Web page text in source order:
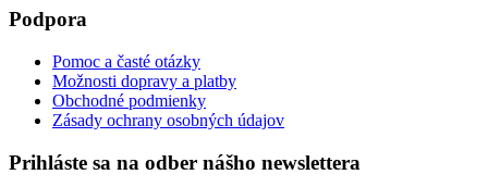
Podpora
Pomoc a časté otázky
Možnosti dopravy a platby
Obchodné podmienky
Zásady ochrany osobných údajov
Prihláste sa na odber nášho newslettera